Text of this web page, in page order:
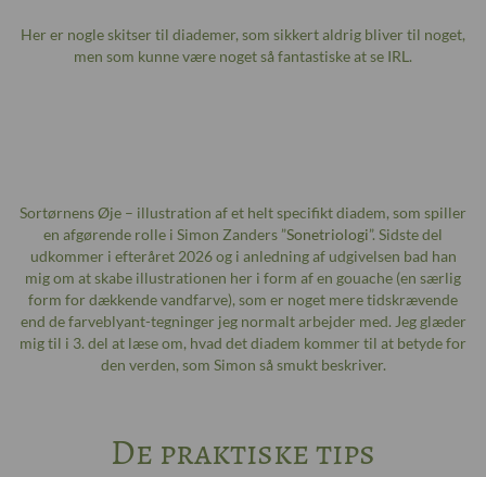
Her er nogle skitser til diademer, som sikkert aldrig bliver til noget,
men som kunne være noget så fantastiske at se IRL.
Sortørnens Øje – illustration af et helt specifikt diadem, som spiller
en afgørende rolle i Simon Zanders ”Sonetriologi”. Sidste del
udkommer i efteråret 2026 og i anledning af udgivelsen bad han
mig om at skabe illustrationen her i form af en gouache (en særlig
form for dækkende vandfarve), som er noget mere tidskrævende
end de farveblyant-tegninger jeg normalt arbejder med. Jeg glæder
mig til i 3. del at læse om, hvad det diadem kommer til at betyde for
den verden, som Simon så smukt beskriver.
De praktiske tips